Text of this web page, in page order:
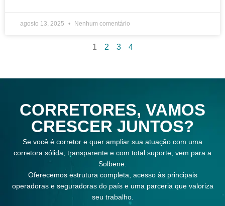
agosto 13, 2025 Nenhum comentário
1 2 3 4
CORRETORES, VAMOS
CRESCER JUNTOS?
Se você é corretor e quer ampliar sua atuação com uma
corretora sólida, transparente e com total suporte, vem para a
Solbene.
Oferecemos estrutura completa, acesso às principais
operadoras e seguradoras do país e uma parceria que valoriza
seu trabalho.